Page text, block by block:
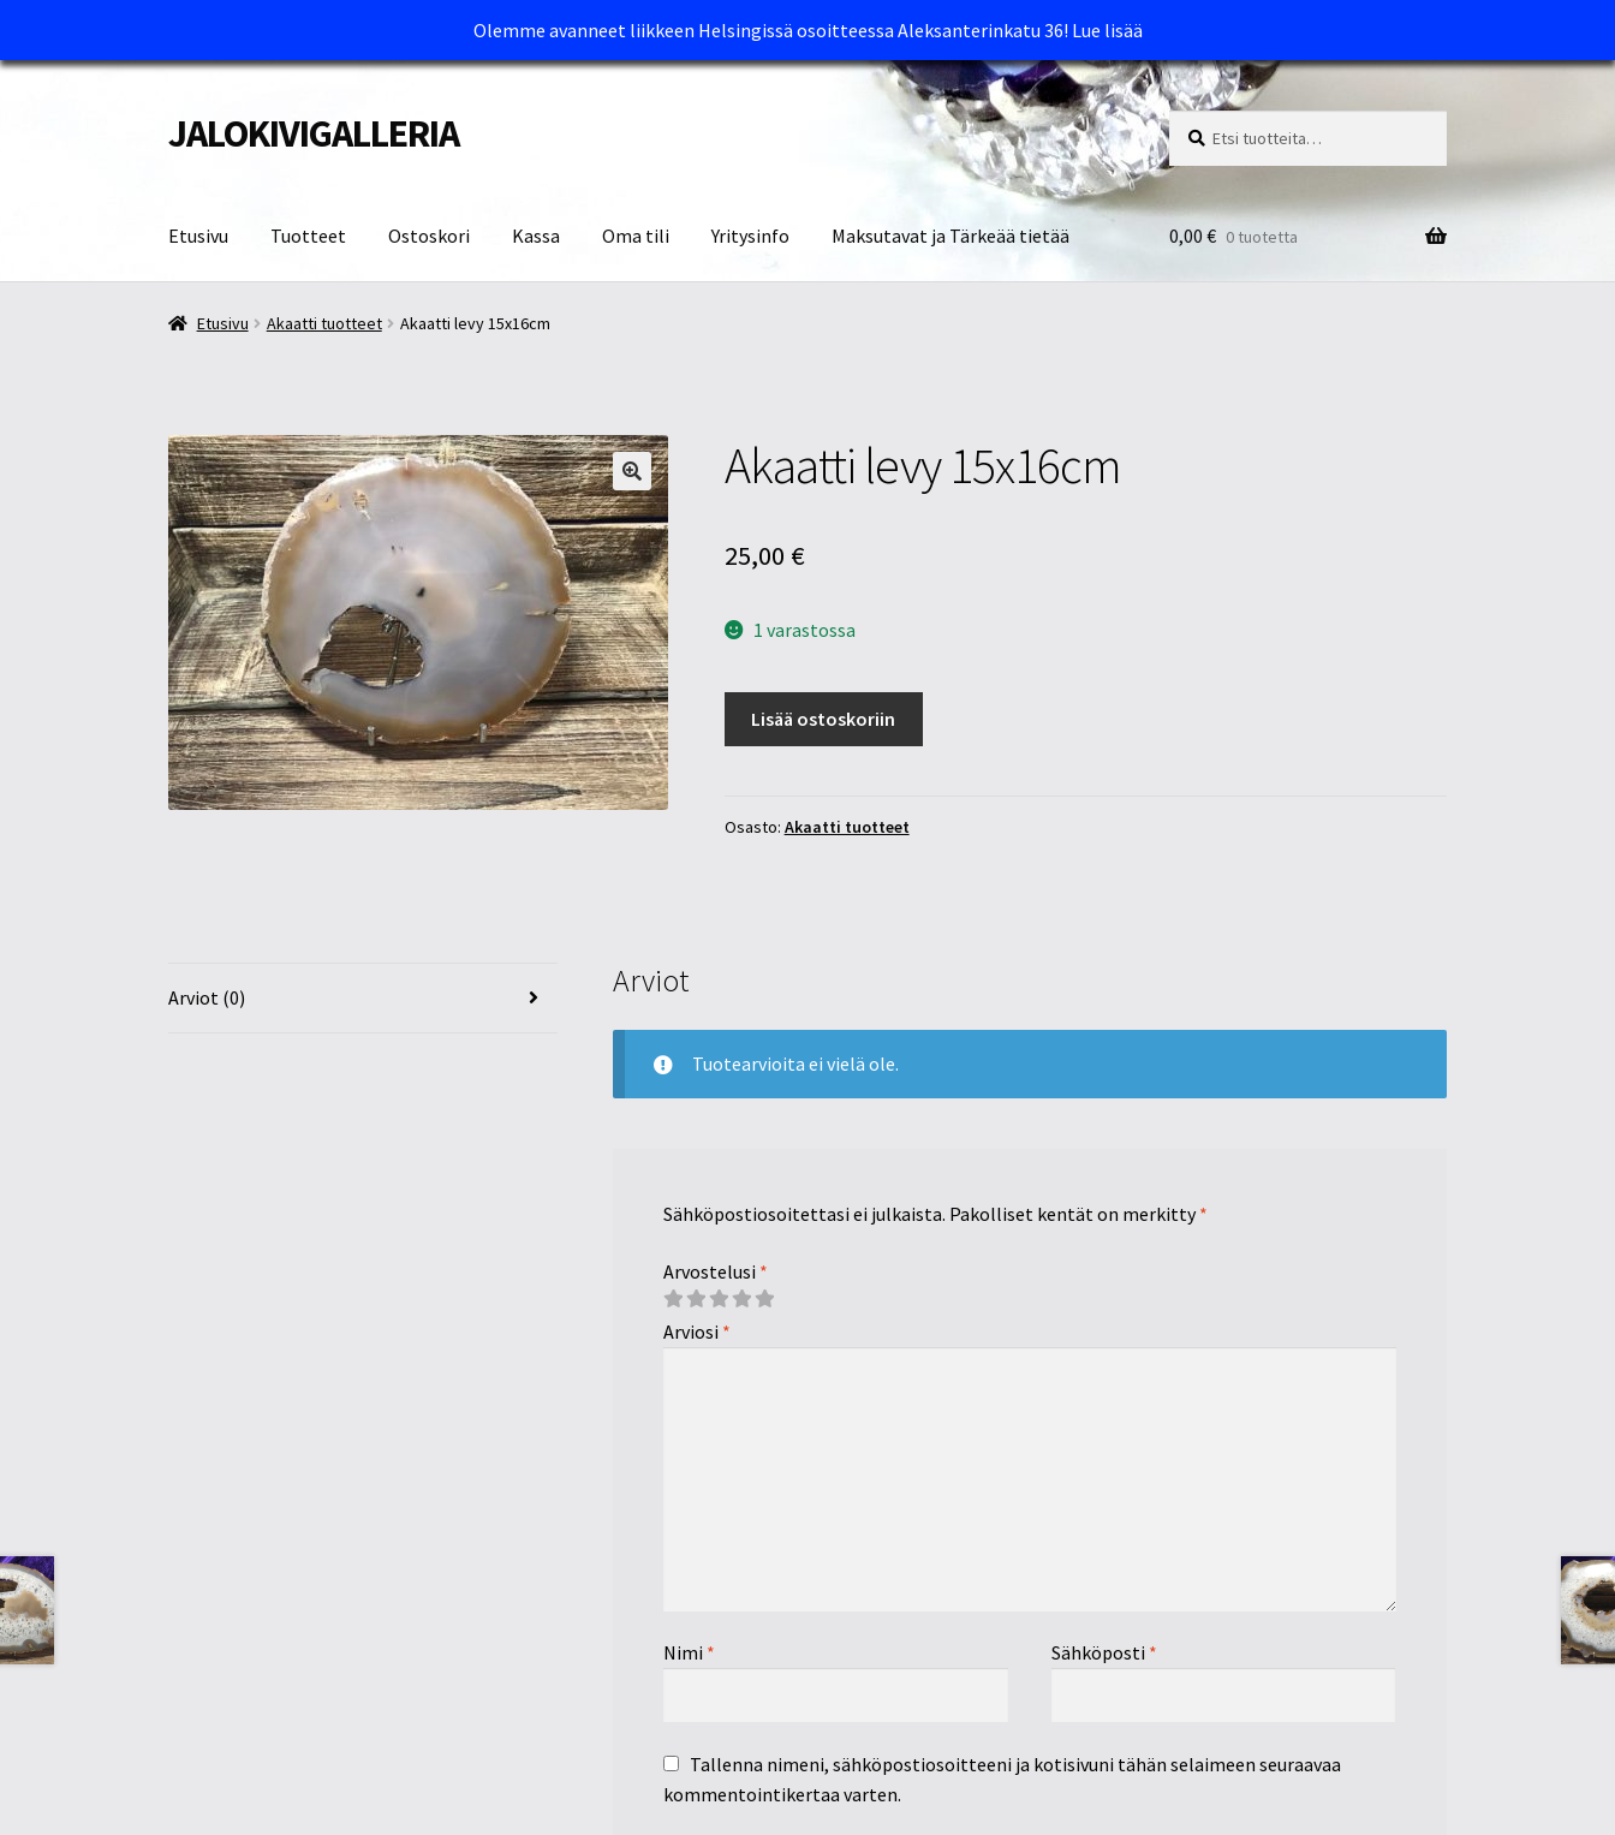
Olemme avanneet liikkeen Helsingissä osoitteessa Aleksanterinkatu 36! Lue lisää
Siirry
navigointiin
Siirry
sisältöön
JALOKIVIGALLERIA Etsi:
Haku
Etusivu Tuotteet Ostoskori Kassa Oma tili Yritysinfo Maksutavat ja Tärkeää tietää
Etusivu Kassa Maksutavat ja Tärkeää tietää Myymälät
0,00 € 0 tuotetta
Etusivu Akaatti tuotteet Akaatti levy 15x16cm
Akaatti levy 15x16cm
25,00 €
1 varastossa
Lisää ostoskoriin
Osasto: Akaatti tuotteet
Arviot (0) Arviot
Tuotearvioita ei vielä ole.
Sähköpostiosoitettasi ei julkaista. Pakolliset kentät on merkitty*
Arvostelusi *
Arviosi *
Nimi * Sähköposti *
Tallenna nimeni, sähköpostiosoitteeni ja kotisivuni tähän selaimeen seuraavaa
kommentointikertaa varten.